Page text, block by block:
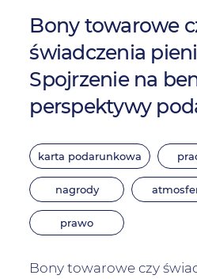
Bony towarowe
świadczenia
Spojrzenie na
perspektywy
karta podarunkowa
nagrody
prawo
Bony towarowe czy